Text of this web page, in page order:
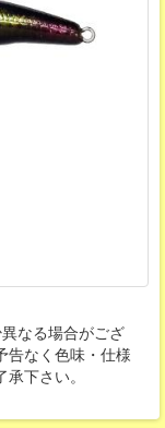
なる場合がござ
告なく色味・仕様
下さい。